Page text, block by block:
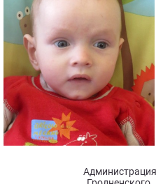
Администрация